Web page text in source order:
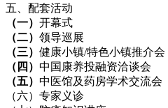
五、配套活动
（一） 开幕式
（二） 领导巡展
（三） 健康小镇/特色小镇推介会
（四） 中国康养投融资洽谈会
（五） 中医馆及药房学术交流会
（六）专家义诊